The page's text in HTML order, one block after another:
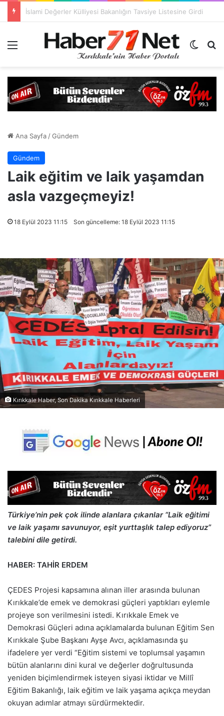
Yahşihan’da Korkutan Çökme! Bayraktepe Alarm Veriyor (Video-Haber)
Dış
Ana Sayfa/Gündem
Gündem
Laik eğitim ve laik yaşamdan
asla vazgeçmeyiz!
18 Eylül 2023 11:15 Son güncelleme: 18 Eylül 2023 11:15
Kırıkkale Haber, Son Dakika Kırıkkale Haberleri
Türkiye’nin pek çok ilinde alanlara çıkanlar “Laik eğitimi
ve laik yaşamı savunuyor, eşit yurttaşlık talep ediyoruz”
talebini dile getirdi.
HABER: TAHİR ERDEM
ÇEDES Projesi kapsamına alınan iller arasında bulunan
Kırıkkale’de emek ve demokrasi güçleri yaptıkları eylemle
projeye son verilmesini istedi. Kırıkkale Emek ve
Demokrasi Güçleri adına açıklamalarda bulunan Eğitim Sen
Kırıkkale Şube Başkanı Ayşe Avcı, açıklamasında şu
ifadelere yer verdi “Eğitim sistemi ve toplumsal yaşamın
bütün alanlarını dini kural ve değerler doğrultusunda
yeniden biçimlendirmek isteyen siyasi iktidar ve Millî
Eğitim Bakanlığı, laik eğitim ve laik yaşama açıkça meydan
okuyan adımlar atmayı sürdürmektedir.